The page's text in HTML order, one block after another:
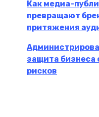
Как медиа-
превращают
притяжения
защита бизнеса
рисков